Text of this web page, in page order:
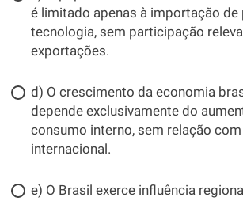
é limitado apenas à importação
tecnologia, sem participação
exportações.
d) O crescimento da economia
depende exclusivamente do
consumo interno, sem relação
internacional.
e) O Brasil exerce influência